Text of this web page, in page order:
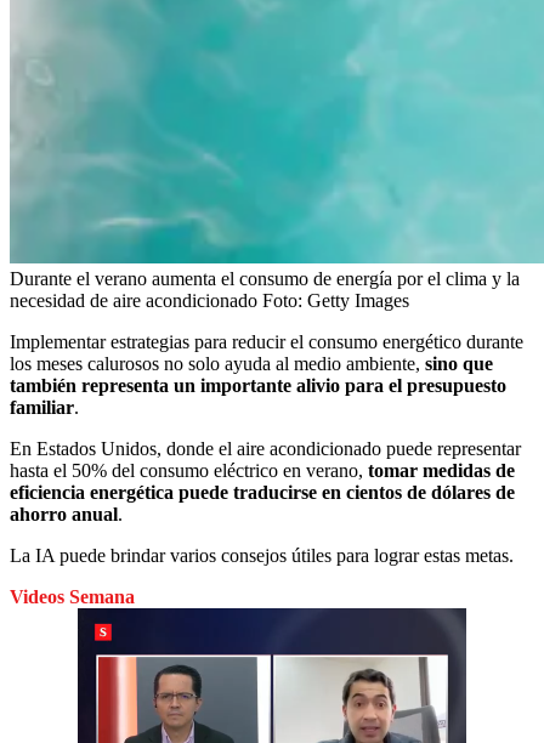
Durante el verano aumenta el consumo de energía por el clima y la
necesidad de aire acondicionado Foto: Getty Images
Implementar estrategias para reducir el consumo energético durante
los meses calurosos no solo ayuda al medio ambiente, sino que
también representa un importante alivio para el presupuesto
familiar.
En Estados Unidos, donde el aire acondicionado puede representar
hasta el 50% del consumo eléctrico en verano, tomar medidas de
eficiencia energética puede traducirse en cientos de dólares de
ahorro anual.
La IA puede brindar varios consejos útiles para lograr estas metas.
Videos Semana